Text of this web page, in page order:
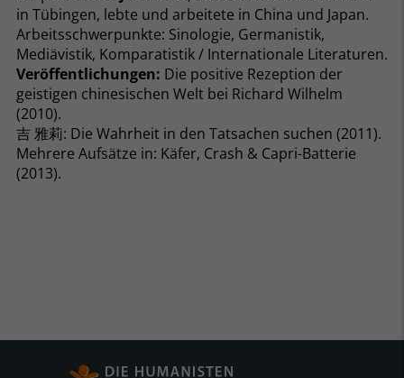
in Tübingen, lebte und arbeitete in China und Japan.
Arbeitsschwerpunkte: Sinologie, Germanistik,
Mediävistik, Komparatistik / Internationale Literaturen.
Veröffentlichungen: Die positive Rezeption der
geistigen chinesischen Welt bei Richard Wilhelm
(2010).
吉 雅莉: Die Wahrheit in den Tatsachen suchen (2011).
Mehrere Aufsätze in: Käfer, Crash & Capri-Batterie
(2013).